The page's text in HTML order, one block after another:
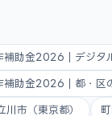
補助金2026｜デジタ
補助金2026｜都・区
川市（東京都）